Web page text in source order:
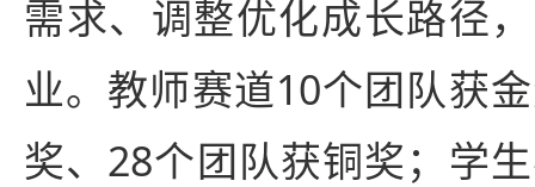
需求、调整优化成长路径
业。教师赛道10个团队获
奖、28个团队获铜奖；学